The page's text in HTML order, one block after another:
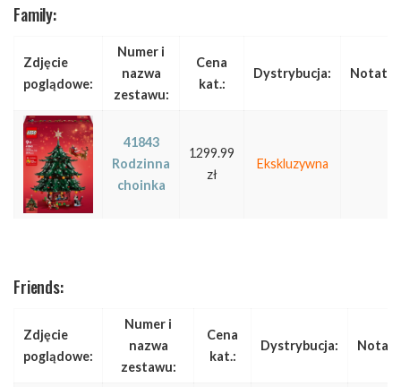
Family:
Zdjęcie
poglądowe:
Numer i
nazwa
zestawu:
Cena
kat.:
Dystrybucja:
41843
Rodzinna
choinka
1299.99
zł
Ekskluzywna
Friends:
Zdjęcie
poglądowe:
Numer i
nazwa
zestawu:
Cena
kat.:
Dystrybucja: